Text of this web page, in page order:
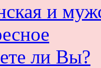
и
ли Вы?